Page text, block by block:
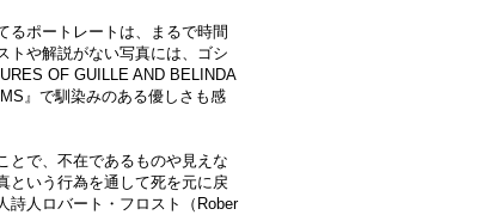
るポートレートは、まるで時間
トや解説がない写真には、ゴシ
OF GUILLE AND BELINDA
』で馴染みのある優しさも感
とで、不在であるものや見えな
という行為を通して死を元に戻
詩人ロバート・フロスト（Rober